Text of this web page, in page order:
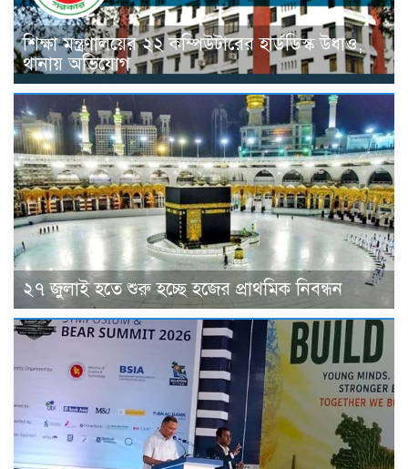
শিক্ষা মন্ত্রণালয়ের ২২ কম্পিউটারের হার্ডডিস্ক উধাও,
থানায় অভিযোগ
২৭ জুলাই হতে শুরু হচ্ছে হজের প্রাথমিক নিবন্ধন